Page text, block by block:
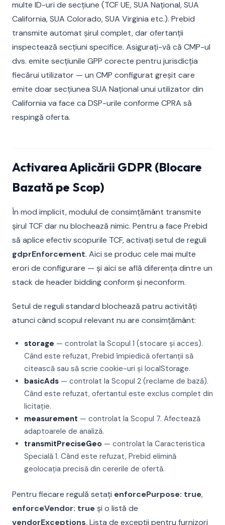
multe ID-uri de secțiune (TCF UE, SUA Național, SUA
California, SUA Colorado, SUA Virginia etc.). Prebid
transmite automat șirul complet, dar ofertanții
inspectează secțiuni specifice. Asigurați-vă că CMP-ul
dvs. emite secțiunile GPP corecte pentru jurisdicția
fiecărui utilizator — un CMP configurat greșit care
emite doar secțiunea SUA Național unui utilizator din
California va face ca DSP-urile conforme CPRA să
respingă oferta.
Activarea Aplicării GDPR (Blocare
Bazată pe Scop)
În mod implicit, modulul de consimțământ transmite
șirul TCF dar nu blochează nimic. Pentru a face Prebid
să aplice efectiv scopurile TCF, activați setul de reguli
gdprEnforcement. Aici se produc cele mai multe
erori de configurare — și aici se află diferența dintre un
stack de header bidding conform și neconform.
Setul de reguli standard blochează patru activități
atunci când scopul relevant nu are consimțământ:
storage — controlat la Scopul 1 (stocare și acces).
Când este refuzat, Prebid împiedică ofertanții să
citească sau să scrie cookie-uri și localStorage.
basicAds — controlat la Scopul 2 (reclame de bază).
Când este refuzat, ofertantul este exclus complet din
licitație.
measurement — controlat la Scopul 7. Afectează
adaptoarele de analiză.
transmitPreciseGeo — controlat la Caracteristica
Specială 1. Când este refuzat, Prebid elimină
geolocația precisă din cererile de ofertă.
Pentru fiecare regulă setați enforcePurpose: true,
enforceVendor: trueși o listă de
vendorExceptions. Lista de excepții pentru furnizori